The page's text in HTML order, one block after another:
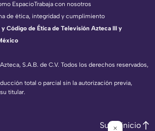
S.A.B. de C.V. Todos los derechos reservados,
total o parcial sin la autorización previa,
titular.
EspacioTrabaja con nosotros
de ética, integridad y cumplimiento
Código de Ética de Televisión Azteca III y
Subir inicio